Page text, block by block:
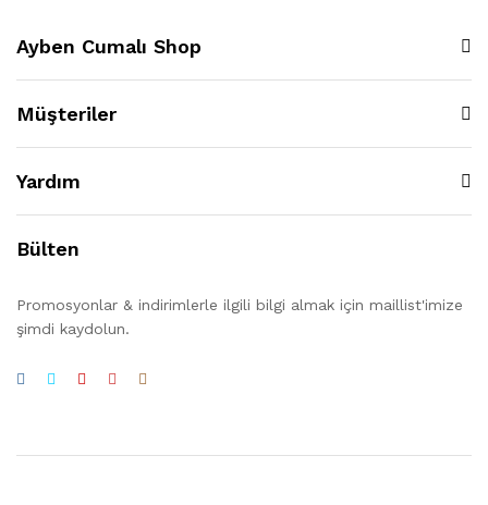
Ayben Cumalı Shop
Müşteriler
Yardım
Bülten
Promosyonlar & indirimlerle ilgili bilgi almak için maillist'imize
şimdi kaydolun.